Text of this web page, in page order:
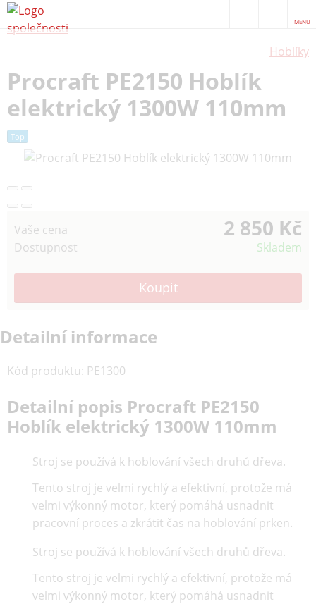
MENU
Hoblíky
Procraft PE2150 Hoblík
elektrický 1300W 110mm
Top
Vaše cena 2 850 Kč
Dostupnost Skladem
Detailní informace
Kód produktu: PE1300
Detailní popis Procraft PE2150
Hoblík elektrický 1300W 110mm
Stroj se používá k hoblování všech druhů dřeva.
Tento stroj je velmi rychlý a efektivní, protože má
velmi výkonný motor, který pomáhá usnadnit
pracovní proces a zkrátit čas na hoblování prken.
Stroj se používá k hoblování všech druhů dřeva.
Tento stroj je velmi rychlý a efektivní, protože má
velmi výkonný motor, který pomáhá usnadnit